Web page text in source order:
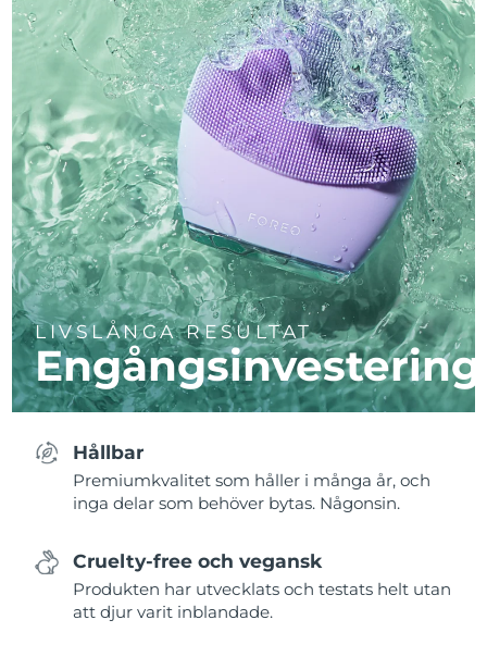
LIVSLÅNGA RESULTAT
Engångsinvestering
Hållbar
Premiumkvalitet som håller i många år, och
inga delar som behöver bytas. Någonsin.
Cruelty-free och vegansk
Produkten har utvecklats och testats helt utan
att djur varit inblandade.